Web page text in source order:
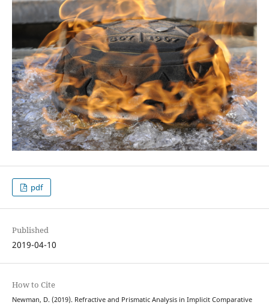
pdf
Published
2019-04-10
How to Cite
Newman, D. (2019). Refractive and Prismatic Analysis in Implicit Comparative